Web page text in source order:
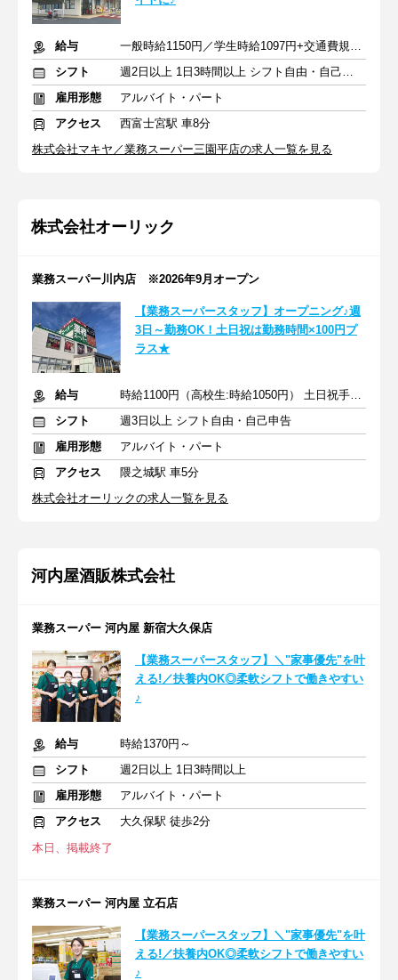
給与
一般時給1150円／学生時給1097円+交通費規定支給
シフト
週2日以上 1日3時間以上 シフト自由・自己申告
雇用形態
アルバイト・パート
アクセス
西富士宮駅 車8分
株式会社マキヤ／業務スーパー三園平店の求人一覧を見る
株式会社オーリック
業務スーパー川内店 ※2026年9月オープン
【業務スーパースタッフ】オープニング♪週
3日～勤務OK！土日祝は勤務時間×100円プ
ラス★
給与
時給1100円（高校生:時給1050円） 土日祝手当：勤務時間×100円
シフト
週3日以上 シフト自由・自己申告
雇用形態
アルバイト・パート
アクセス
隈之城駅 車5分
株式会社オーリックの求人一覧を見る
河内屋酒販株式会社
業務スーパー 河内屋 新宿大久保店
【業務スーパースタッフ】＼"家事優先"を叶
える!／扶養内OK◎柔軟シフトで働きやすい
♪
給与
時給1370円～
シフト
週2日以上 1日3時間以上
雇用形態
アルバイト・パート
アクセス
大久保駅 徒歩2分
本日、掲載終了
業務スーパー 河内屋 立石店
【業務スーパースタッフ】＼"家事優先"を叶
える!／扶養内OK◎柔軟シフトで働きやすい
♪